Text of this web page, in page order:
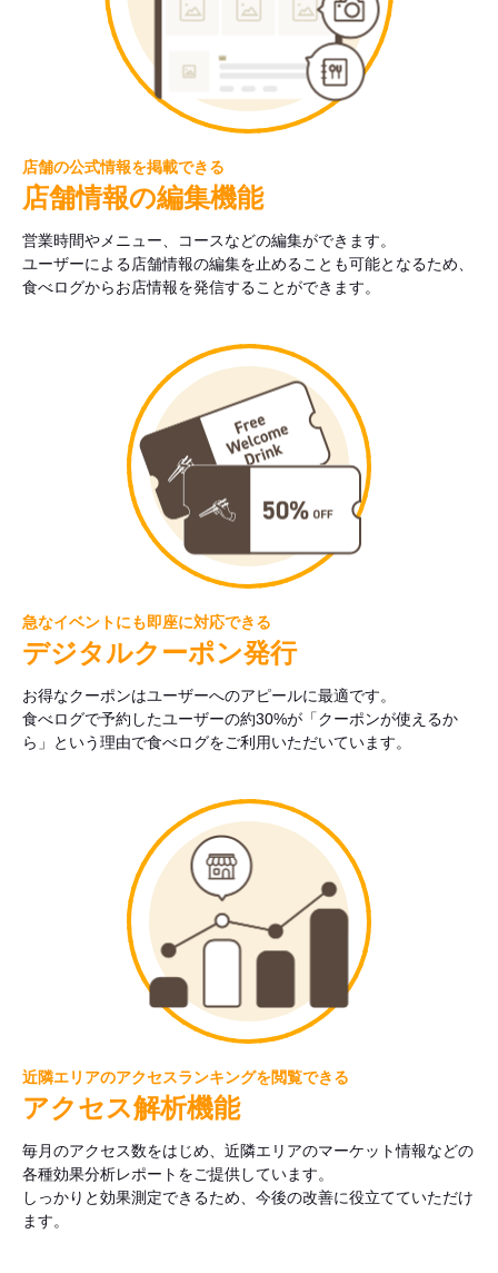
店舗の公式情報を掲載できる
店舗情報の編集機能
営業時間やメニュー、コースなどの編集ができます。
ユーザーによる店舗情報の編集を止めることも可能となるため、
食べログからお店情報を発信することができます。
急なイベントにも即座に対応できる
デジタルクーポン発行
お得なクーポンはユーザーへのアピールに最適です。
食べログで予約したユーザーの約30%が「クーポンが使えるか
ら」という理由で食べログをご利用いただいています。
近隣エリアのアクセスランキングを閲覧できる
アクセス解析機能
毎月のアクセス数をはじめ、近隣エリアのマーケット情報などの
各種効果分析レポートをご提供しています。
しっかりと効果測定できるため、今後の改善に役立てていただけ
ます。